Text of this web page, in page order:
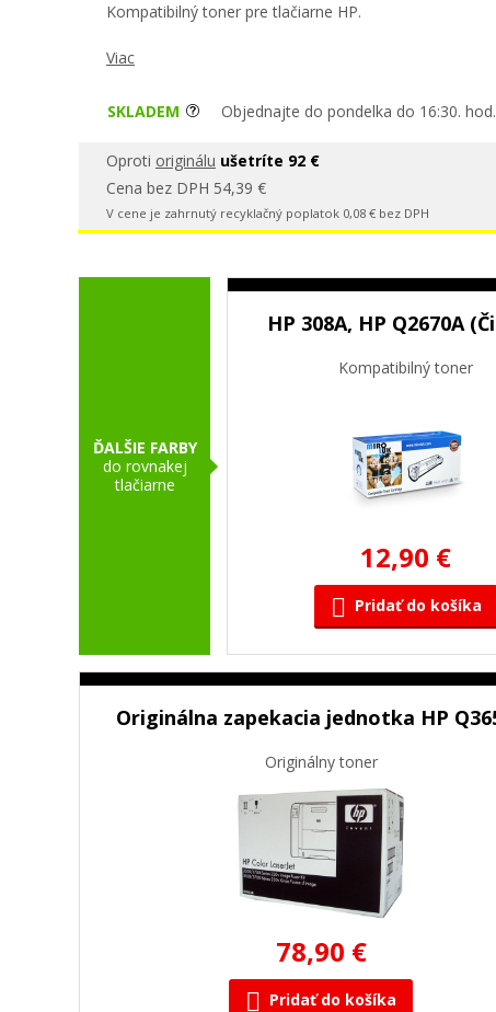
Kompatibilný toner pre tlačiarne HP.
Viac
SKLADEM Objednajte do pondelka do 16:30.
Oproti originálu ušetríte 92 €
Cena bez DPH 54,39 €
V cene je zahrnutý recyklačný poplatok 0,08 € bez DPH
ĎALŠIE FARBY
do rovnakej
tlačiarne
HP 308A, HP Q2670A
Kompatibilný toner
12,90 €
Pridať do košíka
Originálna zapekacia jednotka HP
Originálny toner
78,90 €
Pridať do košíka